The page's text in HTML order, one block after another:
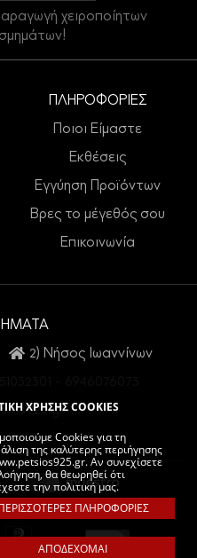
ΧΡΗΣΗΣ COOKIES
Cookies για τη
της καλύτερης περιήγησης
Αν συνεχίσετε
θα θεωρηθεί ότι
την πολιτική μας.
ΠΛΗΡΟΦΟΡΙΕΣ
ΑΠΟΔΕΧΟΜΑΙ
χειροποίητων
ΠΛΗΡΟΦΟΡΙΕΣ
Ποιοι Είμαστε
Εκθέσεις
Εγγύηση Προϊόντων
Βρες το μέγεθός σου
Επικοινωνία
2) Νήσος Ιωαννίνων